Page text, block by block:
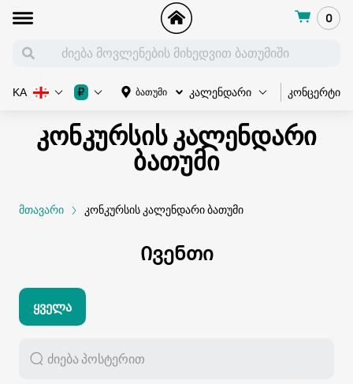
0
ბათუმი კალენდარი კონცერტი
KA ₽
კონკურსის კალენდარი
ბათუმი
მთავარი კონკურსის კალენდარი ბათუმი
Ივენთი
Ყველა